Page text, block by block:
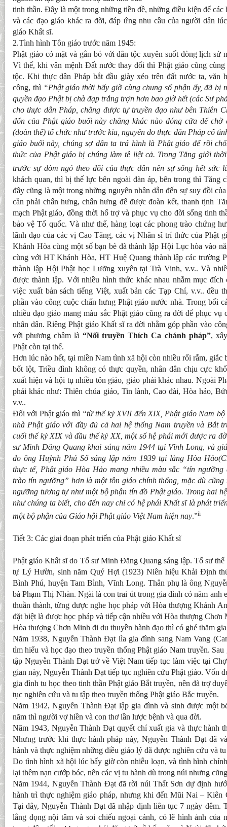
tinh thần. Đây là một trong những tiền đề, những điều kiện để các
và các đạo giáo khác ra đời, đáp ứng nhu cầu của người dân
giáo Khất sĩ.
2.Tình hình Tôn giáo trước năm 1945:
Phật giáo có mặt và gắn bó với dân tộc xuyên suốt dòng lịch sử
Vì thế, khi vân mệnh Đất nước thay đổi thì Phật giáo cũng cùng
tộc. Khi thực dân Pháp bắt đầu giày xéo trên đất nước ta, văn
công, thì “Phật giáo thời bấy giờ cùng chung số phận ấy, đã bị
quyền đạo Phật bị chà đạp trắng trợn hơn bao giờ hết (các Sư
cho thực dân Pháp, chẳng được tự truyền đạo như bên Thiên
đốn của Phật giáo buổi này chẳng khác nào đóng cửa để chờ
(đoàn thể) tổ chức như trước kia, nguyên do thực dân Pháp cố
giáo buổi này, chúng sợ dân ta trá hình là Phật giáo để rồi
thức của Phật giáo bị chúng làm tê liệt cả. Trong Tăng giới
trước sự dòm ngó theo dõi của thực dân nên sự sống hết sức
khách quan, thì bị thế lực bên ngoài đàn áp, bên trong thì Tăng
đây cũng là một trong những nguyên nhân dẫn đến sự suy đồi
cần phải chấn hưng, chấn hưng để được đoàn kết, thanh tịnh
mạch Phật giáo, đồng thời hổ trợ và phục vụ cho đời sống tinh
bảo vệ Tổ quốc. Và như thế, hàng loạt các phong trào chứng
lãnh đạo của các vị Cao Tăng, các vị Nhân sĩ trí thức của Phật
Khánh Hòa cùng một số bạn bè đã thành lập Hội Lục hòa vào
cùng với HT Khánh Hòa, HT Huệ Quang thành lập các trường
thành lập Hội Phật học Lưỡng xuyên tại Trà Vinh, v.v.. Và
được thành lập. Với nhiều hình thức khác nhau nhằm mục đích
việc xuất bản sách tiếng Việt, xuất bản các Tạp Chí, v.v.. đều
phần vào công cuộc chấn hưng Phật giáo nước nhà. Trong bối
nhiều đạo giáo mang màu sắc Phật giáo cũng ra đời để phục vụ
nhân dân. Riêng Phật giáo Khất sĩ ra đời nhằm góp phần vào
với phương châm là“Nối truyền Thích Ca chánh pháp”,
Phật còn tại thế.
Hơn lúc nào hết, tại miền Nam tình xã hội còn nhiều rối rắm, giắc
bốt lột, Triều đình không có thực quyền, nhân dân chịu cực
xuất hiện và hội tụ nhiều tôn giáo, giáo phái khác nhau. Ngoài
phái khác như: Thiên chúa giáo, Tin lành, Cao đài, Hòa hảo,
v.v..
Đối với Phật giáo thì “từ thế kỷ XVII đến XIX, Phật giáo Nam
nhà Phật giáo với đầy đủ cả hai hệ thống Nam truyền và Bắt
cuối thế kỷ XIX và đầu thế kỷ XX, một số hệ phái mới được ra
sư Minh Đăng Quang khai sáng năm 1944 tại Vĩnh Long, và
do ông Huỳnh Phú Sổ sáng lập năm 1939 tại làng Hòa
thực tế, Phật giáo Hòa Hảo mang nhiều màu sắc “tín
trào tín ngưỡng” hơn là một tôn giáo chính thống, mặc dù
ngưỡng tương tự như một bộ phận tín đồ Phật giáo. Trong hai
như chúng ta biết, cho đến nay chỉ có hệ phái Khất sĩ là phát
một bộ phận của Giáo hội Phật giáo Việt Nam hiện nay.”ii
Tiết 3: Các giai đoạn phát triển của Phật giáo Khất sĩ
Phật giáo Khất sĩ do Tổ sư Minh Đăng Quang sáng lập. Tổ sư
tự Lý Hườn, sinh năm Quý Hợi (1923) Niên hiệu Khải Định
Bình Phú, huyện Tam Bình, Vĩnh Long. Thân phụ là ông
bà Phạm Thị Nhàn. Ngài là con trai út trong gia đình có năm anh
thuần thành, từng được nghe học pháp với Hòa thượng Khánh
đặt biệt là được học pháp và tiếp cận nhiều với Hòa thượng
Hòa thượng Chơn Minh đi du thuyền hành đạo thì có ghé thăm
Năm 1938, Nguyễn Thành Đạt lìa gia đình sang Nam Vang
tìm hiểu và học đạo theo truyền thống Phật giáo Nam truyền.
tập Nguyễn Thành Đạt trở về Việt Nam tiếp tục làm việc tại
gian này, Nguyễn Thành Đạt tiếp tục nghiên cứu Phật giáo. Vốn
gia đình tu học theo tinh thần Phật giáo Bắt truyền, nên đã trợ
tục nghiên cứu và tu tập theo truyền thống Phật giáo Bắc truyền.
Năm 1942, Nguyễn Thành Đạt lập gia đình và sinh được một
năm thì người vợ hiền và con thơ lần lược bệnh và qua đời.
Năm 1943, Nguyễn Thành Đạt quyết chí xuất gia và thực hành
Nhưng trước khi thực hành pháp này, Nguyễn Thành Đạt đã
hành và thực nghiệm những điều giáo lý đã được nghiên cứu và
Do tình hình xã hội lúc bấy giờ còn nhiễu loạn, và tình hình
lại thêm nạn cướp bóc, nên các vị tu hành dù trong núi nhưng
Năm 1944, Nguyễn Thành Đạt đã rời núi Thất Sơn dự định
hành trì thực nghiệm giáo pháp, nhưng khi đến Mũi Nai – Kiên
Tại đây, Nguyễn Thành Đạt đã nhập định liên tục 7 ngày đêm.
lắng đọng nội tâm và soi chiếu ngoại cảnh, có lẽ hình ảnh của